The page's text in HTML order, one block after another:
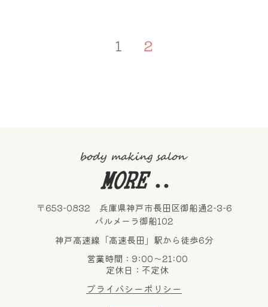
1 2
〒653-0832 兵庫県神戸市長田区御船通2-3-6
パルメーラ御船102
神戸高速線「高速長田」駅から徒歩6分
営業時間：9:00～21:00
定休日：不定休
プライバシーポリシー